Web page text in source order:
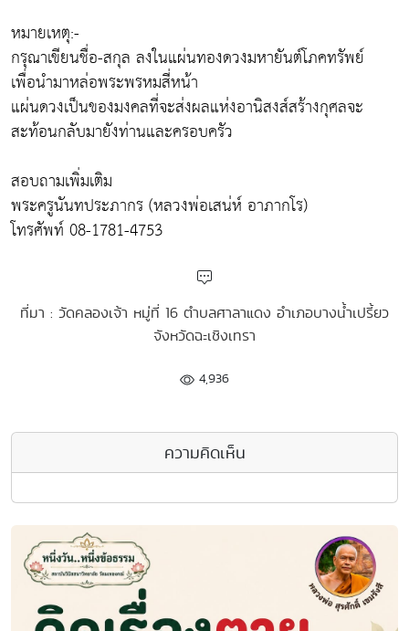
หมายเหตุ:-
กรุณาเขียนชื่อ-สกุล ลงในแผ่นทองดวงมหายันต์โภคทรัพย์
เพื่อนำมาหล่อพระพรหมสี่หน้า
แผ่นดวงเป็นของมงคลที่จะส่งผลแห่งอานิสงส์สร้างกุศลจะ
สะท้อนกลับมายังท่านและครอบครัว
สอบถามเพิ่มเติม
พระครูนันทประภากร (หลวงพ่อเสน่ห์ อาภากโร)
โทรศัพท์ 08-1781-4753
ที่มา : วัดคลองเจ้า หมู่ที่ 16 ตำบลศาลาแดง อำเภอบางน้ำเปรี้ยว
จังหวัดฉะเชิงเทรา
4,936
ความคิดเห็น